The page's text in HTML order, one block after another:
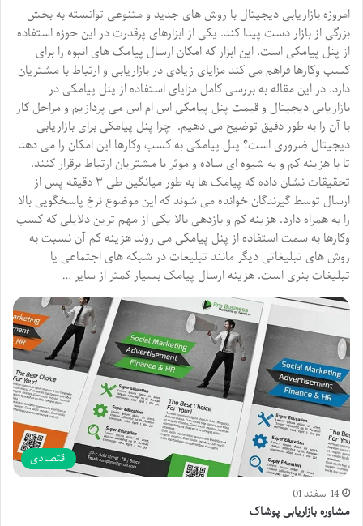
امروزه بازاریابی دیجیتال با روش های جدید و متنوعی توانسته به بخش
بزرگی از بازار دست پیدا کند. یکی از ابزارهای پرقدرت در این حوزه استفاده
از پنل پیامکی است. این ابزار که امکان ارسال پیامک های انبوه را برای
کسب وکارها فراهم می کند مزایای زیادی در بازاریابی و ارتباط با مشتریان
دارد. در این مقاله به بررسی کامل مزایای استفاده از پنل پیامکی در
بازاریابی دیجیتال و قیمت پنل پیامکی اس ام اس می پردازیم و مراحل کار
با آن را به طور دقیق توضیح می دهیم. چرا پنل پیامکی برای بازاریابی
دیجیتال ضروری است؟ پنل پیامکی به کسب وکارها این امکان را می دهد
تا با هزینه کم و به شیوه ای ساده و موثر با مشتریان ارتباط برقرار کنند.
تحقیقات نشان داده که پیامک ها به طور میانگین طی ۳ دقیقه پس از
ارسال توسط گیرندگان خوانده می شوند که این موضوع نرخ پاسخگویی بالا
را به همراه دارد. هزینه کم و بازدهی بالا یکی از مهم ترین دلایلی که کسب
وکارها به سمت استفاده از پنل پیامکی می روند هزینه کم آن نسبت به
روش های تبلیغاتی دیگر مانند تبلیغات در شبکه های اجتماعی یا
تبلیغات بنری است. هزینه ارسال پیامک بسیار کمتر از سایر …
اقتصادی
14 اسفند 01
مشاوره بازاریابی پوشاک